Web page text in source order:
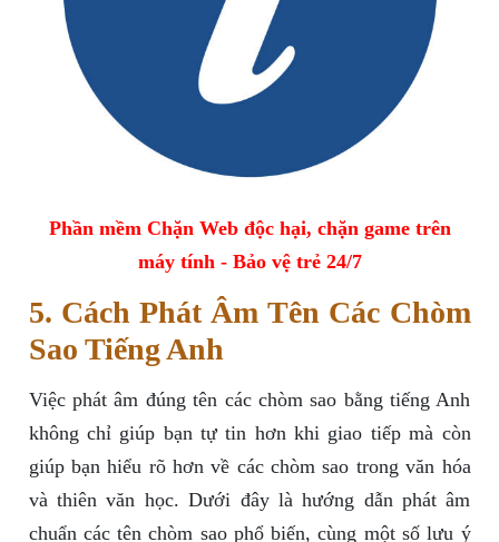
Phần mềm Chặn Web độc hại, chặn game trên
máy tính - Bảo vệ trẻ 24/7
5. Cách Phát Âm Tên Các Chòm
Sao Tiếng Anh
Việc phát âm đúng tên các chòm sao bằng tiếng Anh
không chỉ giúp bạn tự tin hơn khi giao tiếp mà còn
giúp bạn hiểu rõ hơn về các chòm sao trong văn hóa
và thiên văn học. Dưới đây là hướng dẫn phát âm
chuẩn các tên chòm sao phổ biến, cùng một số lưu ý